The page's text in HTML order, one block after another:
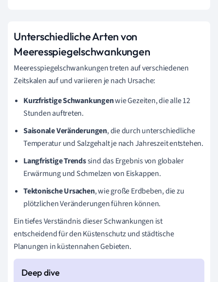
Unterschiedliche Arten von
Meeresspiegelschwankungen
Meeresspiegelschwankungen treten auf verschiedenen
Zeitskalen auf und variieren je nach Ursache:
Kurzfristige Schwankungenwie Gezeiten, die alle 12
Stunden auftreten.
Saisonale Veränderungen, die durch unterschiedliche
Temperatur und Salzgehalt je nach Jahreszeit entstehen.
Langfristige Trendssind das Ergebnis von globaler
Erwärmung und Schmelzen von Eiskappen.
Tektonische Ursachen, wie große Erdbeben, die zu
plötzlichen Veränderungen führen können.
Ein tiefes Verständnis dieser Schwankungen ist
entscheidend für den Küstenschutz und städtische
Planungen in küstennahen Gebieten.